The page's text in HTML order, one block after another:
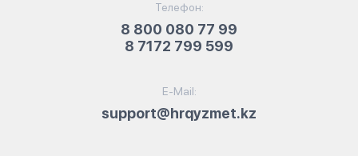
Телефон:
8 800 080 77 99
8 7172 799 599
E-Mail:
support@hrqyzmet.kz